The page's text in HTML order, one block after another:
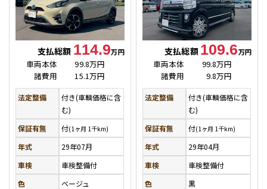
支払総額 114.9万円
車両本体
99.8万円
諸費用
15.1万円
法定整備
付き(車輌価格に含
む)
保証有無
付(1ヶ月 1千km)
年式
29年07月
車検
車検整備付
色
ベージュ
支払総額 109.6万円
車両本体
99.8万円
諸費用
9.8万円
法定整備
付き(車輌価格に含
む)
保証有無
付(1ヶ月 1千km)
年式
29年04月
車検
車検整備付
色
黒